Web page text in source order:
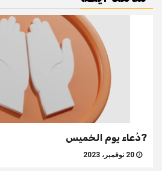
?دُعاء يوم الخميس